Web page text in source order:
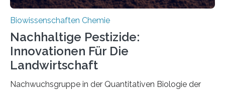
Biowissenschaften Chemie
Nachhaltige Pestizide:
Innovationen Für Die
Landwirtschaft
Nachwuchsgruppe in der Quantitativen Biologie der